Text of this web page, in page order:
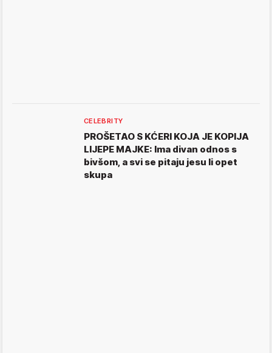
CELEBRITY
PROŠETAO S KĆERI KOJA JE KOPIJA
LIJEPE MAJKE: Ima divan odnos s
bivšom, a svi se pitaju jesu li opet
skupa